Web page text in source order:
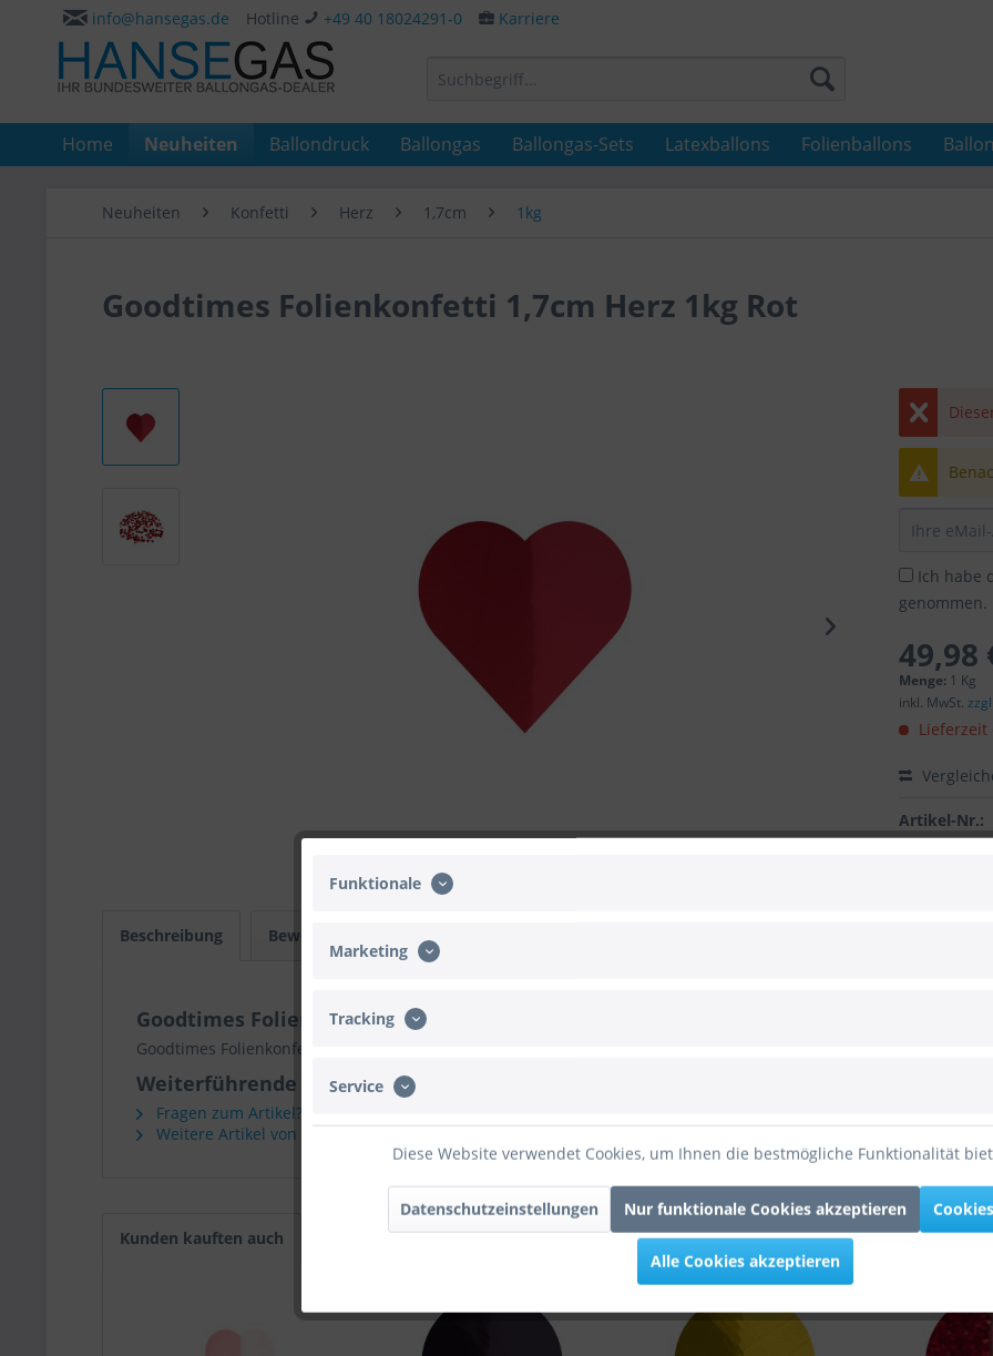
info@hansegas.de Hotline +49 40 18024291-0 Karriere
Home Neuheiten Ballondruck Ballongas Ballongas-Sets Latexballons Folienballons
Neuheiten Konfetti Herz 1,7cm 1kg
Goodtimes Folienkonfetti 1,7cm Herz 1kg Rot
Ich habe
genommen.
49,98
Menge: 1 Kg
inkl. MwSt.
Lieferzeit
Artikel-Nr.:
Beschreibung Bewertungen
Goodtimes Folienkonfetti 1,7cm Herz 1kg Rot
Goodtimes Folienkonfetti 1,7cm Herz 1kg Rot
Weiterführende Links zu "Goodtimes Folienkonfetti 1,7cm Herz 1kg Rot"
Fragen zum Artikel?
Weitere Artikel von Goodtimes
Kunden kauften auch
Funktionale
Marketing
Tracking
Service
Diese Website verwendet Cookies, um Ihnen die bestmögliche Funktionalität
Datenschutzeinstellungen Nur funktionale Cookies akzeptieren
Alle Cookies akzeptieren